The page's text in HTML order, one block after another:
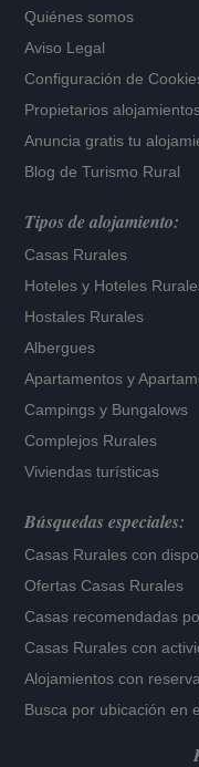
Quiénes somos
Aviso Legal
Configuración de
Propietarios
Anuncia gratis tu
Blog de Turismo Rural
Tipos de alojamiento:
Casas Rurales
Hoteles y Hoteles
Hostales Rurales
Albergues
Apartamentos y
Campings y Bungalows
Complejos Rurales
Viviendas turísticas
Búsquedas especiales:
Casas Rurales con
Ofertas Casas Rurales
Casas recomendadas
Casas Rurales con
Alojamientos con
Busca por ubicación en